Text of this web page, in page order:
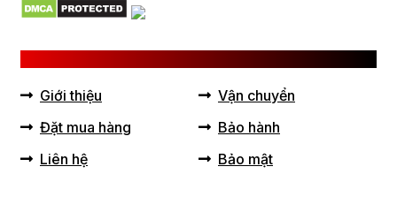
Giới thiệu
Đặt mua hàng
Liên hệ
Vận chuyển
Bảo hành
Bảo mật